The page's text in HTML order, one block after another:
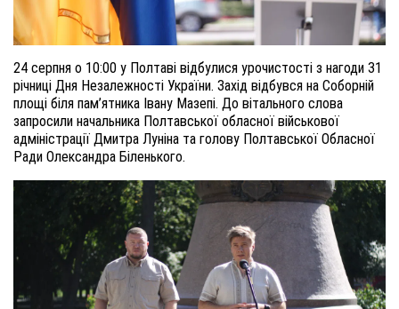
24 серпня о 10:00 у Полтаві відбулися урочистості з нагоди 31
річниці Дня Незалежності України. Захід відбувся на Соборній
площі біля пам’ятника Івану Мазепі. До вітального слова
запросили начальника Полтавської обласної військової
адміністрації Дмитра Луніна та голову Полтавської Обласної
Ради Олександра Біленького.